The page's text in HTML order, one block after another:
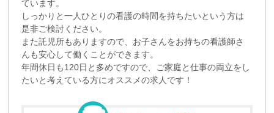
ています。
しっかりと一人ひとりの看護の時間を持ちたいという方は
是非ご検討ください。
また託児所もありますので、お子さんをお持ちの看護師さ
んも安心して働くことができます。
年間休日も120日と多めですので、ご家庭と仕事の両立をし
たいと考えている方にオススメの求人です！